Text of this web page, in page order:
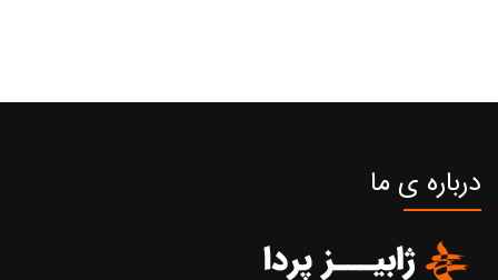
درباره ی ما